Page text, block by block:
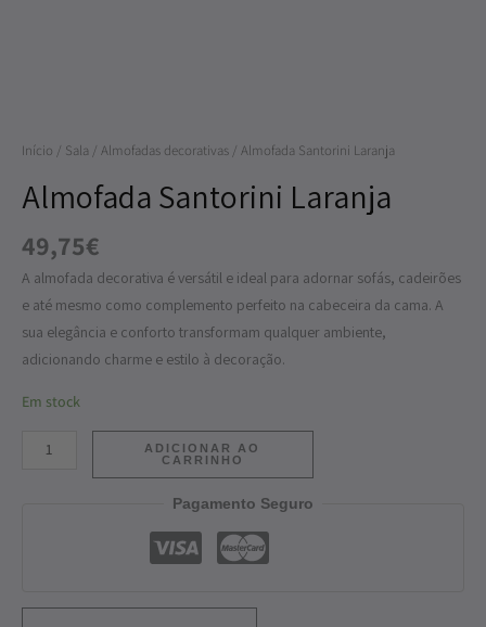
Início / Sala / Almofadas decorativas / Almofada Santorini Laranja
Almofada Santorini Laranja
49,75€
A almofada decorativa é versátil e ideal para adornar sofás, cadeirões
e até mesmo como complemento perfeito na cabeceira da cama. A
sua elegância e conforto transformam qualquer ambiente,
adicionando charme e estilo à decoração.
Em stock
ADICIONAR AO
CARRINHO
Pagamento Seguro